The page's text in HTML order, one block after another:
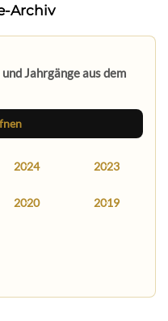
Archiv
Jahrgänge aus dem
2024 2023
2020 2019